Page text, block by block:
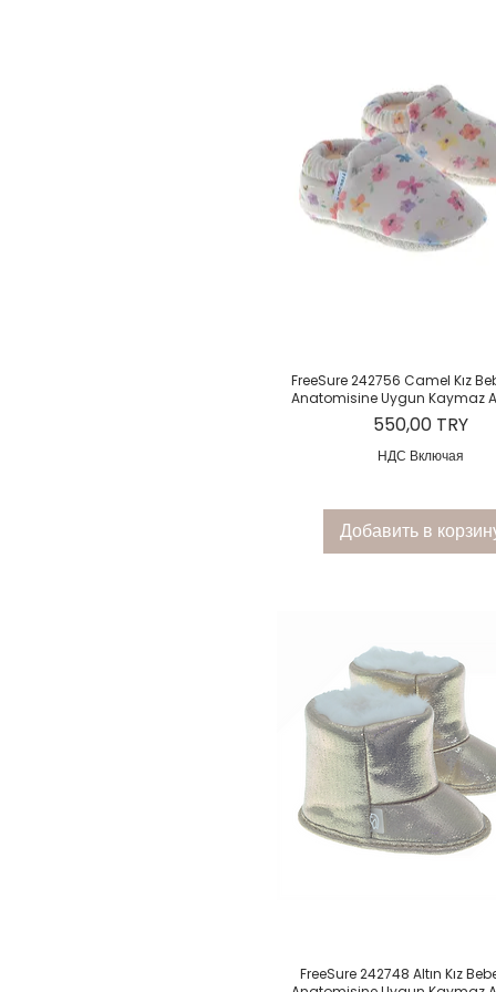
Быстрый
FreeSure 242756 Camel Kız
Anatomisine Uygun Kaymaz
Цена
550,00 TRY
НДС Включая
Добавить в
Быстрый
FreeSure 242748 Altın Kız